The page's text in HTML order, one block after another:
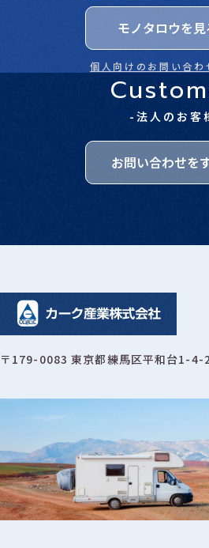
モノタロウを見
個人向けのお問い合わ
-法人のお客
お問い合わせを
〒179-0083 東京都練馬区平和台1-4-